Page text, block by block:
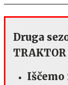
Druga
TRAKTOR